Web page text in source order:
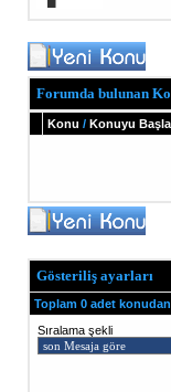
Forumda bulunan
Konu / Konuyu
Gösteriliş ayarları
Toplam 0 adet
Sıralama şekli